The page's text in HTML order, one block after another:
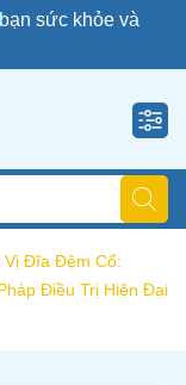
sức khỏe và
Vị Đĩa Đệm Cổ:
Điều Trị Hiện Đại